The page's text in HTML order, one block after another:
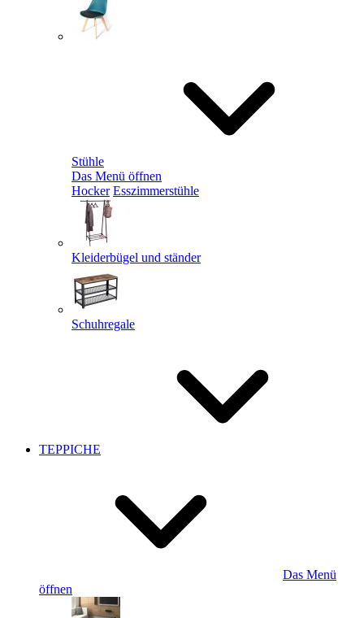
Stühle
Das Menü öffnen
Hocker Esszimmerstühle
Kleiderbügel und ständer
Schuhregale
TEPPICHE
Das Menü
öffnen